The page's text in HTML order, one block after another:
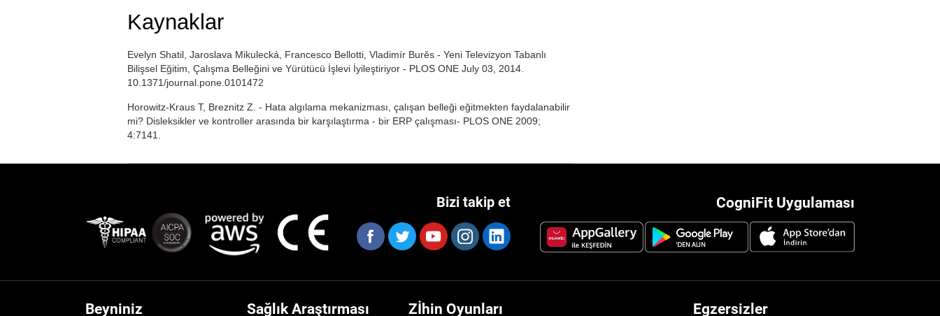
Kaynaklar
Evelyn Shatil, Jaroslava Mikulecká, Francesco Bellotti, Vladimír Burěs - Yeni Televizyon Tabanlı
Bilişsel Eğitim, Çalışma Belleğini ve Yürütücü İşlevi İyileştiriyor - PLOS ONE July 03, 2014.
10.1371/journal.pone.0101472
Horowitz-Kraus T, Breznitz Z. - Hata algılama mekanizması, çalışan belleği eğitmekten faydalanabilir
mi? Disleksikler ve kontroller arasında bir karşılaştırma - bir ERP çalışması- PLOS ONE 2009;
4:7141.
CogniFit Uygulaması
Bizi takip et
Beyniniz Sağlık Araştırması Zİhin Oyunları Egzersizler